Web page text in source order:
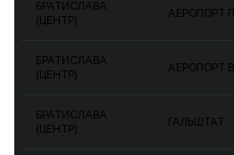
БРАТИСЛАВА
(ЦЕНТР)
АЕРОПОРТ
БРАТИСЛАВА
(ЦЕНТР)
АЕРОПОРТ
БРАТИСЛАВА
(ЦЕНТР)
ГАЛЬШТАТ